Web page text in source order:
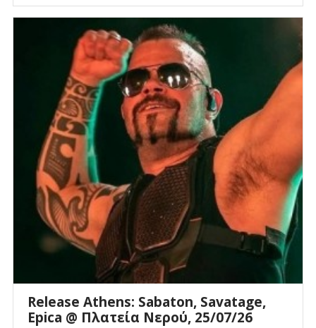
Release Athens: Sabaton, Savatage,
Epica @ Πλατεία Νερού, 25/07/26